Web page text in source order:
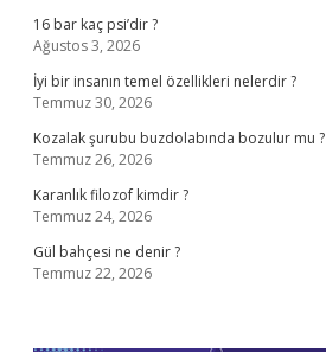
16 bar kaç psi’dir ?
Ağustos 3, 2026
İyi bir insanın temel özellikleri nelerdir ?
Temmuz 30, 2026
Kozalak şurubu buzdolabında bozulur mu ?
Temmuz 26, 2026
Karanlık filozof kimdir ?
Temmuz 24, 2026
Gül bahçesi ne denir ?
Temmuz 22, 2026